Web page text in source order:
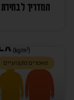
המדריך
מאמרים מקצועיים